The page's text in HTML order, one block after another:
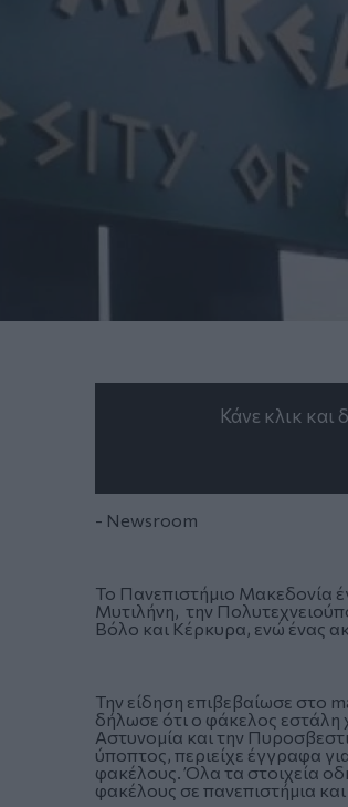
Κάνε κλικ και
- Newsroom
Το Πανεπιστήμιο Μακεδονία
Μυτιλήνη, την
Βόλο και Κέρκυρα, ενώ ένας
Την είδηση επιβεβαίωσε στο
δήλωσε ότι ο φάκελος εστάλη
Αστυνομία και την
ύποπτος, περιείχε έγγραφα
φακέλους. Όλα τα στοιχεία
φακέλους σε πανεπιστήμια και